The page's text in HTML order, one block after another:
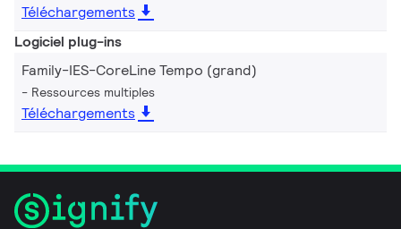
Téléchargements
Logiciel plug-ins
Family-IES-CoreLine Tempo (grand)
Ressources multiples
Téléchargements